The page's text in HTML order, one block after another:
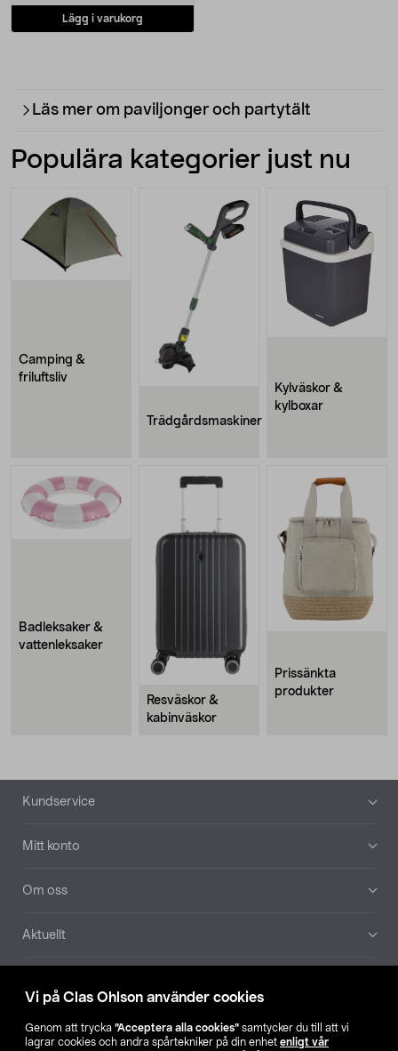
Vi på Clas Ohlson använder cookies
Genom att trycka ”Acceptera alla cookies” samtycker du till att vi
lagrar cookies och andra spårtekniker på din enhet enligt vår
Lägg i varukorg
Läs mer om paviljonger och partytält
Populära kategorier just nu
Camping &
friluftsliv
Trädgårdsmaskiner
Kylväskor &
kylboxar
Badleksaker &
vattenleksaker
Resväskor &
kabinväskor
Prissänkta
produkter
Sidfot
Kundservice
Mitt konto
Om oss
Aktuellt
Hitta butik